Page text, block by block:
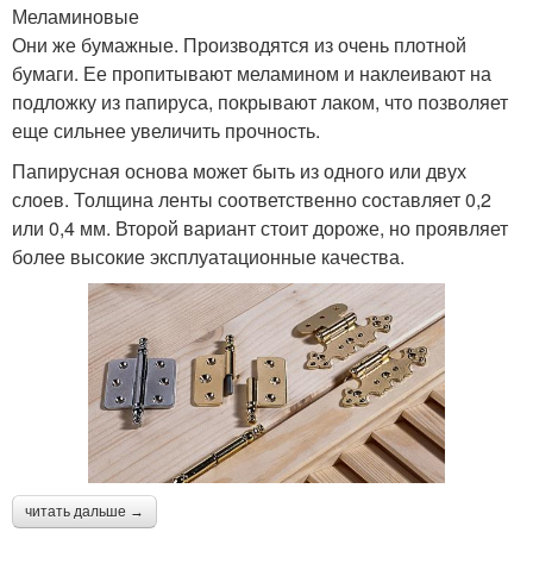
Меламиновые
Они же бумажные. Производятся из очень плотной
бумаги. Ее пропитывают меламином и наклеивают на
подложку из папируса, покрывают лаком, что позволяет
еще сильнее увеличить прочность.
Папирусная основа может быть из одного или двух
слоев. Толщина ленты соответственно составляет 0,2
или 0,4 мм. Второй вариант стоит дороже, но проявляет
более высокие эксплуатационные качества.
читать дальше →